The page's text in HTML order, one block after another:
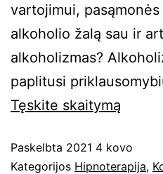
vartojimui,
alkoholio žalą sau ir
alkoholizmas?
paplitusi
Tęskite skaitymą
Paskelbta 2021 4 kovo
Kategorijos Hipnoterapija,